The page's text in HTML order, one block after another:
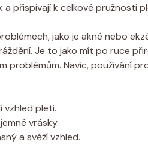
přispívají k celkové pružnosti
jako je akné nebo
Je to jako mít po ruce
Navíc, používání
vzhled pleti.
vrásky.
a svěží vzhled.